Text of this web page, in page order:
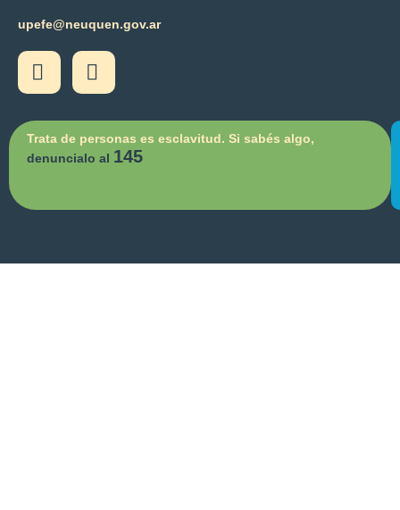
upefe@neuquen.gov.ar
Trata de personas es esclavitud. Si sabés algo,
denuncialo al 145